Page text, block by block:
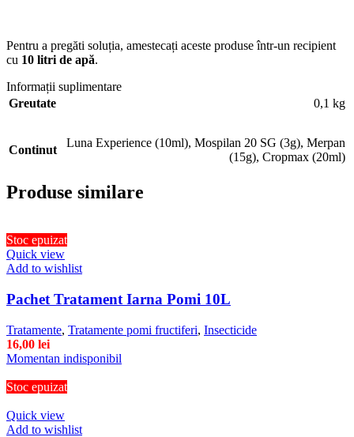
Pentru a pregăti soluția, amestecați aceste produse într-un recipient
cu 10 litri de apă.
Informații suplimentare
Greutate
0,1 kg
Continut
Luna Experience (10ml), Mospilan 20 SG (3g), Merpan
(15g), Cropmax (20ml)
Produse similare
Stoc epuizat
Quick view
Add to wishlist
Pachet Tratament Iarna Pomi 10L
Tratamente, Tratamente pomi fructiferi, Insecticide
16,00 lei
Momentan indisponibil
Stoc epuizat
Quick view
Add to wishlist